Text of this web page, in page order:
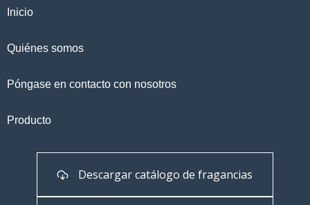
Inicio
Quiénes somos
Póngase en contacto con nosotros
Producto
Descargar catálogo de fragancias